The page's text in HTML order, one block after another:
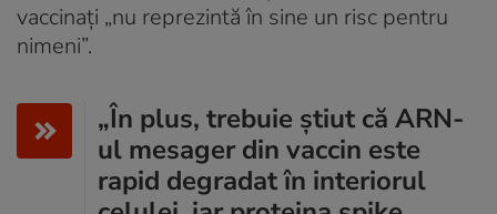
vaccinați „nu reprezintă în sine un risc pentru
nimeni”.
„În plus, trebuie știut că ARN-
ul mesager din vaccin este
rapid degradat în interiorul